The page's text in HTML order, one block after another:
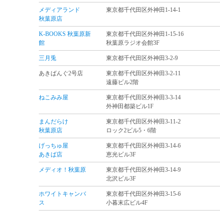
メディアランド
秋葉原店
東京都千代田区外神田1-14-1
K-BOOKS 秋葉原新
館
東京都千代田区外神田1-15-16
秋葉原ラジオ会館3F
三月兎 東京都千代田区外神田3-2-9
あきばんぐ2号店
東京都千代田区外神田3-2-11
遠藤ビル2階
ねこみみ屋
東京都千代田区外神田3-3-14
外神田都築ビル1F
まんだらけ
秋葉原店
東京都千代田区外神田3-11-2
ロック2ビル5・6階
げっちゅ屋
あきば店
東京都千代田区外神田3-14-6
恵光ビル3F
メディオ！秋葉原
東京都千代田区外神田3-14-9
北沢ビル3F
ホワイトキャンバ
ス
東京都千代田区外神田3-15-6
小暮末広ビル4F